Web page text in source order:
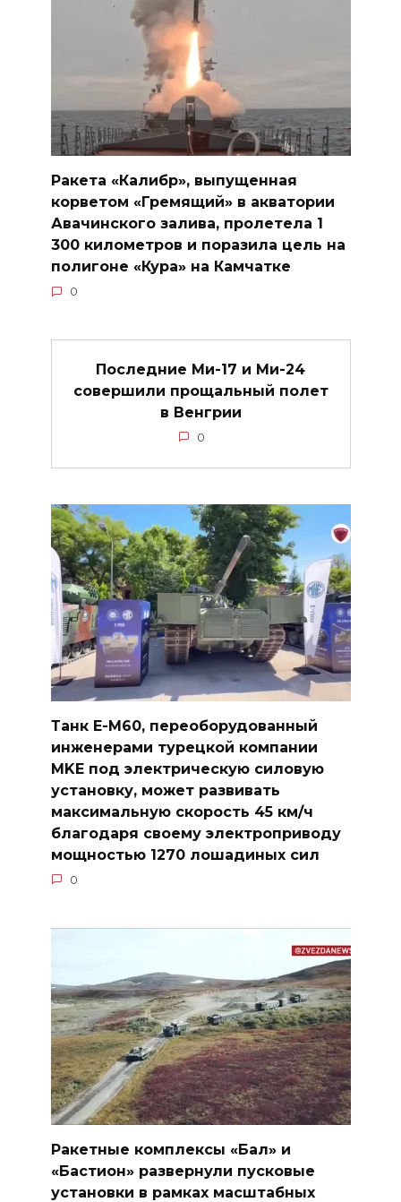
Ракета «Калибр», выпущенная
корветом «Гремящий» в акватории
Авачинского залива, пролетела 1
300 километров и поразила цель на
полигоне «Кура» на Камчатке
0
Последние Ми-17 и Ми-24
совершили прощальный полет
в Венгрии
0
Танк E-M60, переоборудованный
инженерами турецкой компании
MKE под электрическую силовую
установку, может развивать
максимальную скорость 45 км/ч
благодаря своему электроприводу
мощностью 1270 лошадиных сил
0
Ракетные комплексы «Бал» и
«Бастион» развернули пусковые
установки в рамках масштабных